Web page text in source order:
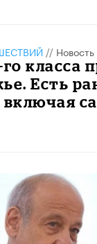
// Новость
класса
Есть